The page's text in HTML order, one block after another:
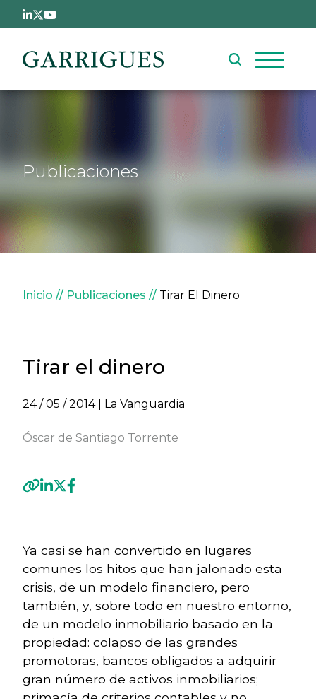
Pasar al contenido principal
Publicaciones
Sobrescribir enlaces de
Inicio Publicaciones Tirar El Dinero
Tirar el dinero
24 / 05 / 2014| La Vanguardia
Óscar de Santiago Torrente
Ya casi se han convertido en lugares
comunes los hitos que han jalonado esta
crisis, de un modelo financiero, pero
también, y, sobre todo en nuestro entorno,
de un modelo inmobiliario basado en la
propiedad: colapso de las grandes
promotoras, bancos obligados a adquirir
gran número de activos inmobiliarios;